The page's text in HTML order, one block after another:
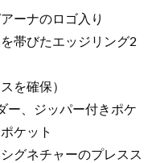
ーナのロゴ入り
帯びたエッジリング2
を確保）
ー、ジッパー付きポケ
ケット
グネチャーのプレスス